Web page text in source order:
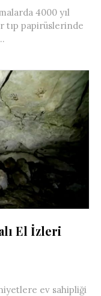
4000 yıl
tıp papirüslerinde
El İzleri
ev sahipliği